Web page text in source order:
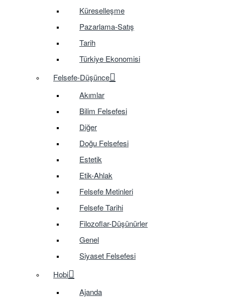
Küreselleşme
Pazarlama-Satış
Tarih
Türkiye Ekonomisi
Felsefe-Düşünce
Akımlar
Bilim Felsefesi
Diğer
Doğu Felsefesi
Estetik
Etik-Ahlak
Felsefe Metinleri
Felsefe Tarihi
Filozoflar-Düşünürler
Genel
Siyaset Felsefesi
Hobi
Ajanda